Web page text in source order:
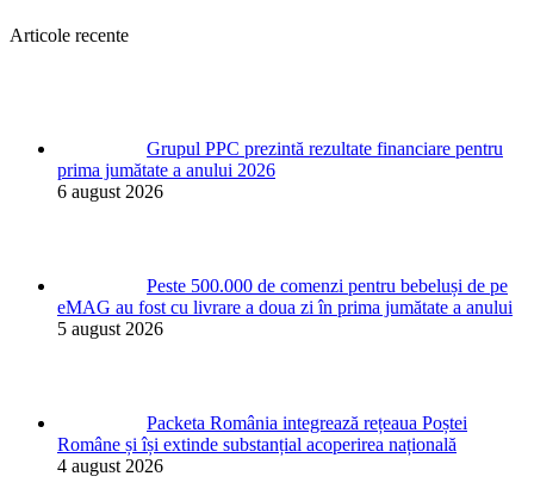
Articole recente
Grupul PPC prezintă rezultate financiare pentru
prima jumătate a anului 2026
6 august 2026
Peste 500.000 de comenzi pentru bebeluși de pe
eMAG au fost cu livrare a doua zi în prima jumătate a anului
5 august 2026
Packeta România integrează rețeaua Poștei
Române și își extinde substanțial acoperirea națională
4 august 2026